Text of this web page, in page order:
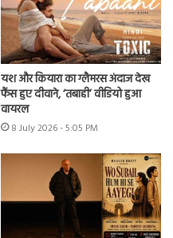
यश और कियारा का ग्लैमरस अंदाज देख
फैंस हुए दीवाने, ‘तबाही’ वीडियो हुआ
वायरल
8 July 2026 - 5:05 PM